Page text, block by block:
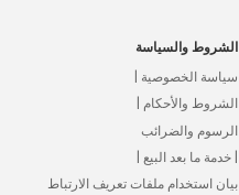
الشروط والسياسة
سياسة الخصوصية |
الشروط والأحكام |
الرسوم والضرائب
| خدمة ما بعد البيع |
بيان استخدام ملفات تعريف الارتباط